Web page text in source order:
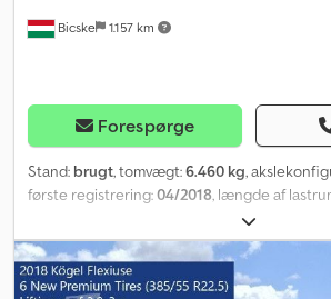
Bicske 1.157 km
Forespørge
Stand: brugt, tomvægt:6.460 kg,
første registrering:04/2018 , længde af
, lastepladshøjde:
lastepladsvolumen:101 m³, dækstørrelse:
Produktionsår:2018, geartype:mekanisk
6460 kg, DIN EN 12642-certifikat (kode XL),